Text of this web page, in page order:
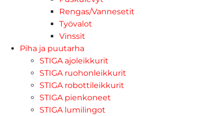
Rengas/Vannesetit
Työvalot
Vinssit
Piha ja puutarha
STIGA ajoleikkurit
STIGA ruohonleikkurit
STIGA robottileikkurit
STIGA pienkoneet
STIGA lumilingot